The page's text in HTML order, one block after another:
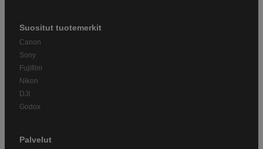
Suositut tuotemerkit
Canon
Sony
Fujifilm
Nikon
DJI
Godox
Palvelut